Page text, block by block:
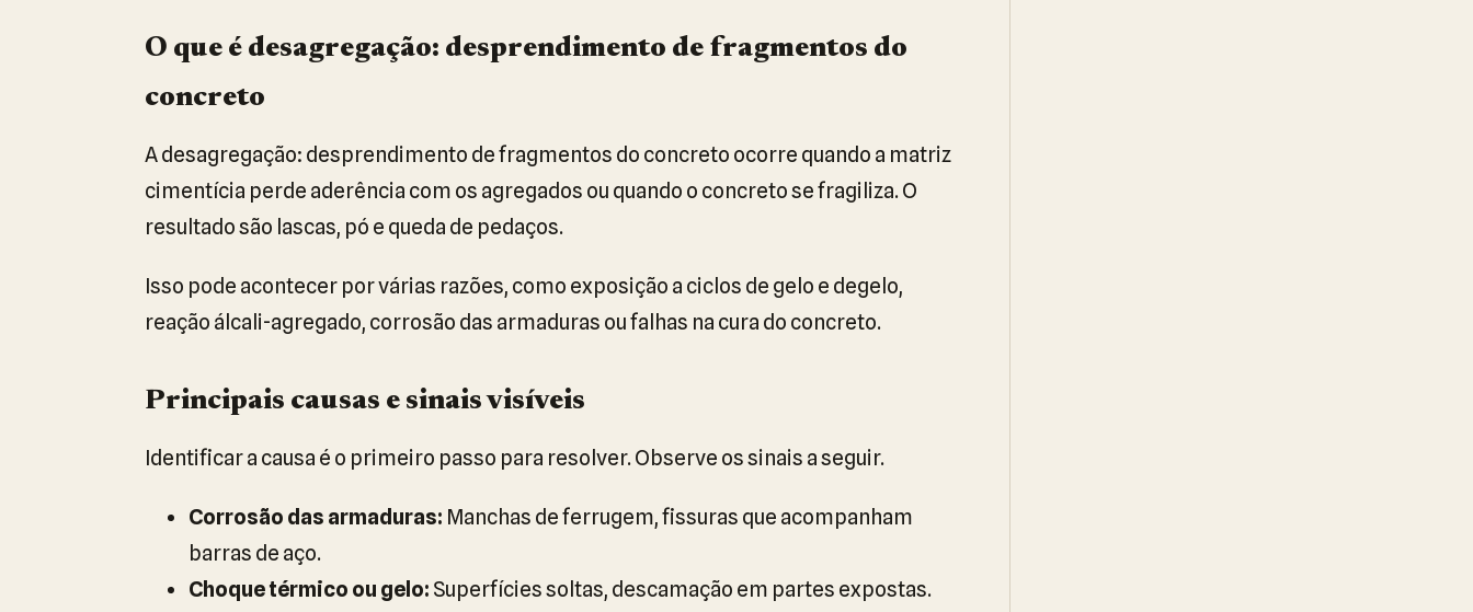
O que é desagregação: desprendimento de fragmentos do
concreto
A desagregação: desprendimento de fragmentos do concreto ocorre quando a matriz
cimentícia perde aderência com os agregados ou quando o concreto se fragiliza. O
resultado são lascas, pó e queda de pedaços.
Isso pode acontecer por várias razões, como exposição a ciclos de gelo e degelo,
reação álcali-agregado, corrosão das armaduras ou falhas na cura do concreto.
Principais causas e sinais visíveis
Identificar a causa é o primeiro passo para resolver. Observe os sinais a seguir.
Corrosão das armaduras: Manchas de ferrugem, fissuras que acompanham
barras de aço.
Choque térmico ou gelo: Superfícies soltas, descamação em partes expostas.